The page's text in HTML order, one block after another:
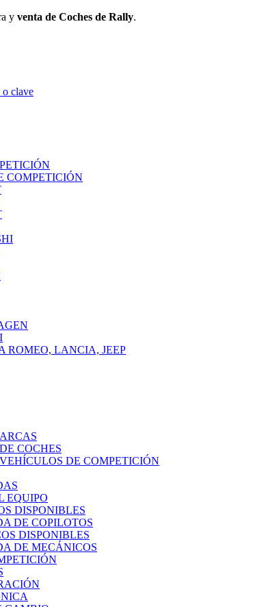
y venta de Coches de Rally.
clave
COMPETICIÓN
ROMEO, LANCIA, JEEP
COCHES
DE COMPETICIÓN
EQUIPO
DISPONIBLES
DE COPILOTOS
DISPONIBLES
DE MECÁNICOS